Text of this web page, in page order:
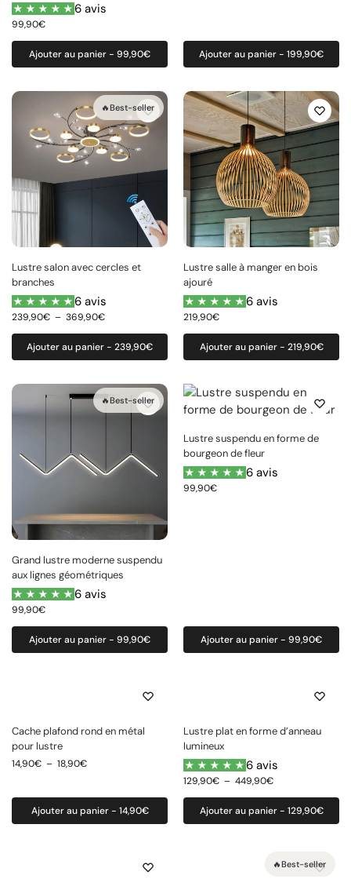
6 avis
99,90€
Ajouter au panier - 99,90€ Ajouter au panier - 199,90€
🔥Best-seller
Lustre salon avec cercles et
branches
6 avis
239,90€ – 369,90€
Ajouter au panier - 239,90€
Lustre salle à manger en bois
ajouré
6 avis
219,90€
Ajouter au panier - 219,90€
🔥Best-seller
Grand lustre moderne suspendu
aux lignes géométriques
6 avis
99,90€
Ajouter au panier - 99,90€
Lustre suspendu en forme de
bourgeon de fleur
6 avis
99,90€
Ajouter au panier - 99,90€
Cache plafond rond en métal
pour lustre
14,90€ – 18,90€
Ajouter au panier - 14,90€
Lustre plat en forme d’anneau
lumineux
6 avis
129,90€ – 449,90€
Ajouter au panier - 129,90€
🔥Best-seller